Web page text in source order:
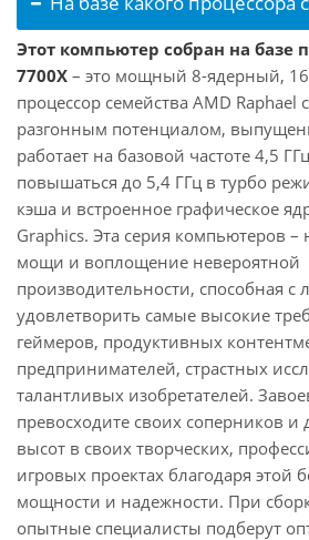
Этот компьютер собран на базе
7700X – это мощный 8-ядерный,
процессор семейства AMD Raphael
разгонным потенциалом,
работает на базовой частоте 4,5
повышаться до 5,4 ГГц в турбо
кэша и встроенное графическое
Graphics. Эта серия компьютеров
мощи и воплощение невероятной
производительности, способная с
удовлетворить самые высокие
геймеров, продуктивных
предпринимателей, страстных
талантливых изобретателей.
превосходите своих соперников и
высот в своих творческих,
игровых проектах благодаря этой
мощности и надежности. При
опытные специалисты подберут